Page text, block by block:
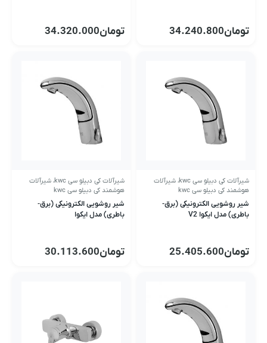
تومان34.240.800 تومان34.320.000
شیرآلات کی دبیلو سی kwc ، شیرآلات
هوشمند کی دبیلو سی kwc
شیر روشویی الکترونیکی (برق-
باطری) مدل ایکوا V2
تومان25.405.600
شیرآلات کی دبیلو سی kwc ، شیرآلات
هوشمند کی دبیلو سی kwc
شیر روشویی الکترونیکی (برق-
باطری) مدل ایکوا
تومان30.113.600